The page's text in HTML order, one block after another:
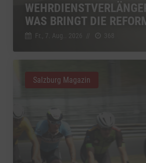
WAS BRINGT DIE
Fr., 7. Aug.. 2026
Salzburg Magazin